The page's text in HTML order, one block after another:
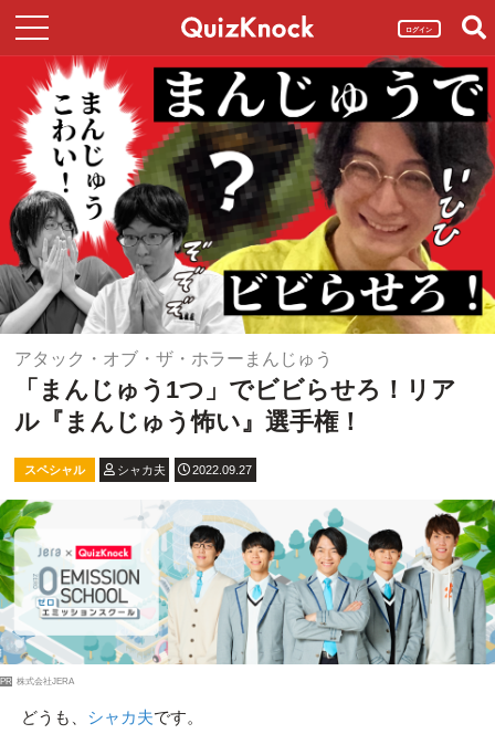
ログイン
アタック・オブ・ザ・ホラーまんじゅう
「まんじゅう1つ」でビビらせろ！リア
ル『まんじゅう怖い』選手権！
スペシャル シャカ夫 2022.09.27
PR 株式会社JERA
どうも、 シャカ夫です。